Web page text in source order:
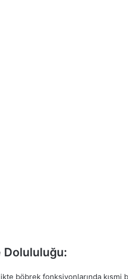
Dolululuğu:
böbrek fonksiyonlarında